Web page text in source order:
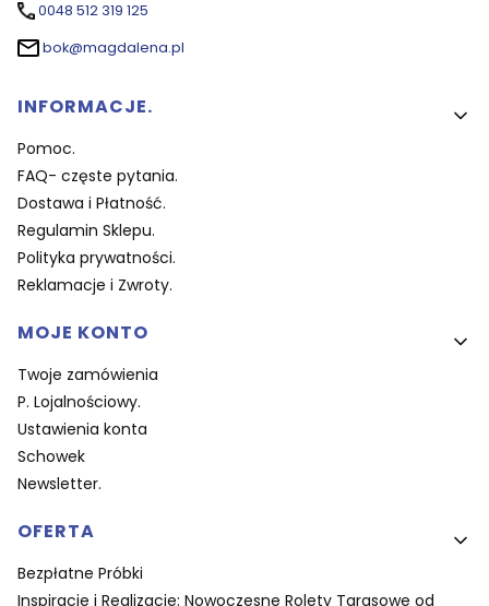
0048 512 319 125
bok@magdalena.pl
Linki w stopce
INFORMACJE.
Pomoc.
FAQ- częste pytania.
Dostawa i Płatność.
Regulamin Sklepu.
Polityka prywatności.
Reklamacje i Zwroty.
MOJE KONTO
Twoje zamówienia
P. Lojalnościowy.
Ustawienia konta
Schowek
Newsletter.
OFERTA
Bezpłatne Próbki
Inspiracje i Realizacje: Nowoczesne Rolety Tarasowe od